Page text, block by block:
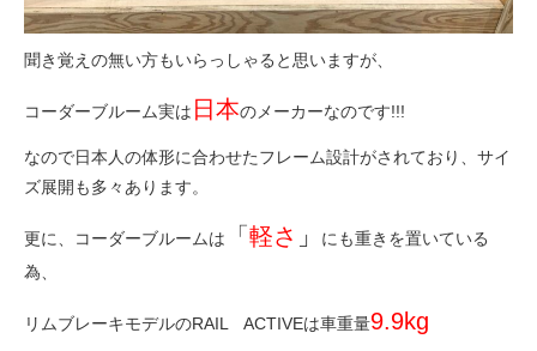
メディア
募集中の求人情報
聞き覚えの無い方もいらっしゃると思いますが、
コーダーブルーム実は 日本のメーカーなのです!!!
なので日本人の体形に合わせたフレーム設計がされており、サイ
ズ展開も多々あります。
更に、コーダーブルームは 「軽さ 」
にも重きを置いている
為、
リムブレーキモデルのRAIL ACTIVEは車重量9.9kg